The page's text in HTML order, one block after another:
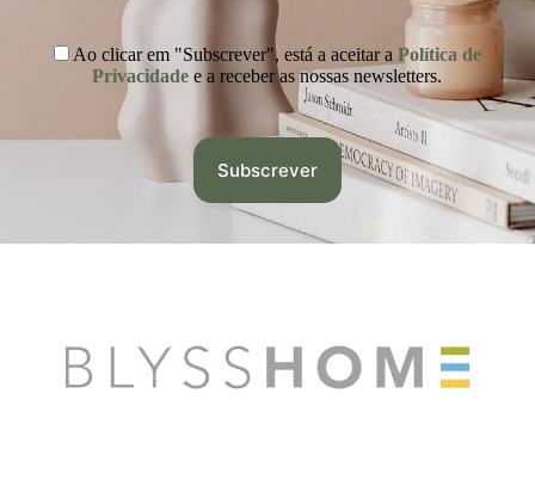
Ao clicar em "Subscrever", está a aceitar a Política de
Privacidade e a receber as nossas newsletters.